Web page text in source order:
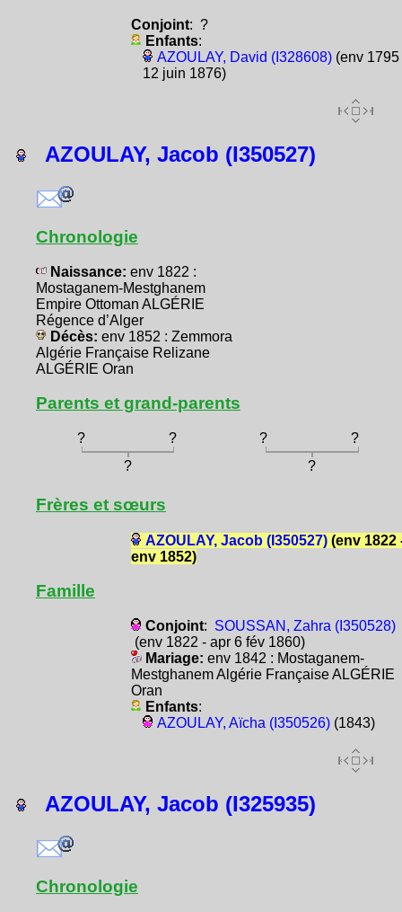
Conjoint: ?
Enfants:
AZOULAY, David (I328608)(env 1795
12 juin 1876)
AZOULAY, Jacob (I350527)
Chronologie
Naissance: env 1822 :
Mostaganem-Mestghanem
Empire Ottoman ALGÉRIE
Régence d’Alger
Décès: env 1852 : Zemmora
Algérie Française Relizane
ALGÉRIE Oran
Parents et grand-parents
? ? ?
?
?
?
Frères et sœurs
AZOULAY, Jacob (I350527)(env 1822
env 1852)
Famille
Conjoint: SOUSSAN, Zahra (I350528)
(env 1822 - apr 6 fév 1860)
Mariage: env 1842 : Mostaganem-
Mestghanem Algérie Française ALGÉRIE
Oran
Enfants:
AZOULAY, Aïcha (I350526)(1843)
AZOULAY, Jacob (I325935)
Chronologie